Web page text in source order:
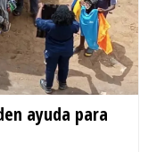
ayuda para